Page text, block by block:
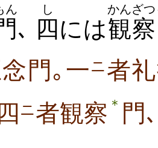
ん
､ 四
し
には観察
かんざつ
門｡一ニ者
ニ者観察 ＊ 門